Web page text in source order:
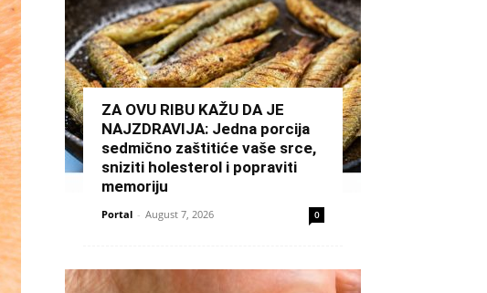
ZA OVU RIBU KAŽU DA JE
NAJZDRAVIJA: Jedna porcija
sedmično zaštitiće vaše srce,
sniziti holesterol i popraviti
memoriju
Portal - August 7, 2026 0